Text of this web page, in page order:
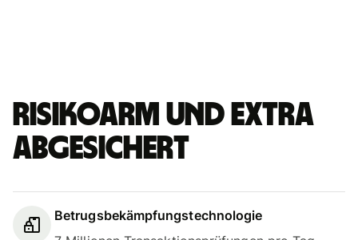
Risikoarm und extra
abgesichert
Betrugsbekämpfungstechnologie